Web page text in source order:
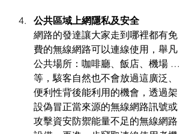
公共區域上網隱私及安全
網路的發達讓大家走到哪裡都有免
費的無線網路可以連線使用，舉凡
公共場所：咖啡廳、飯店、機場 …
等，駭客自然也不會放過這廣泛、
便利性背後能利用的機會，透過架
設偽冒正當來源的無線網路訊號或
攻擊資安防禦能量不足的無線網路